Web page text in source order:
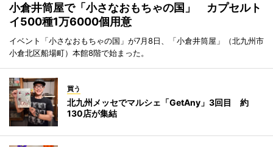
小倉井筒屋で「小さなおもちゃの国」 カプセルト
イ500種1万6000個用意
イベント「小さなおもちゃの国」が7月8日、「小倉井筒屋」（北九州市
小倉北区船場町）本館8階で始まった。
買う
北九州メッセでマルシェ「GetAny」3回目 約
130店が集結